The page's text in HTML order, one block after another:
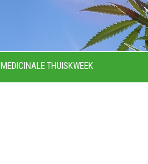
MEDICINALE THUISKWEEK